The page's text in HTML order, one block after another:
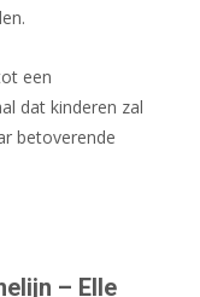
een
dat kinderen zal
betoverende
– Elle